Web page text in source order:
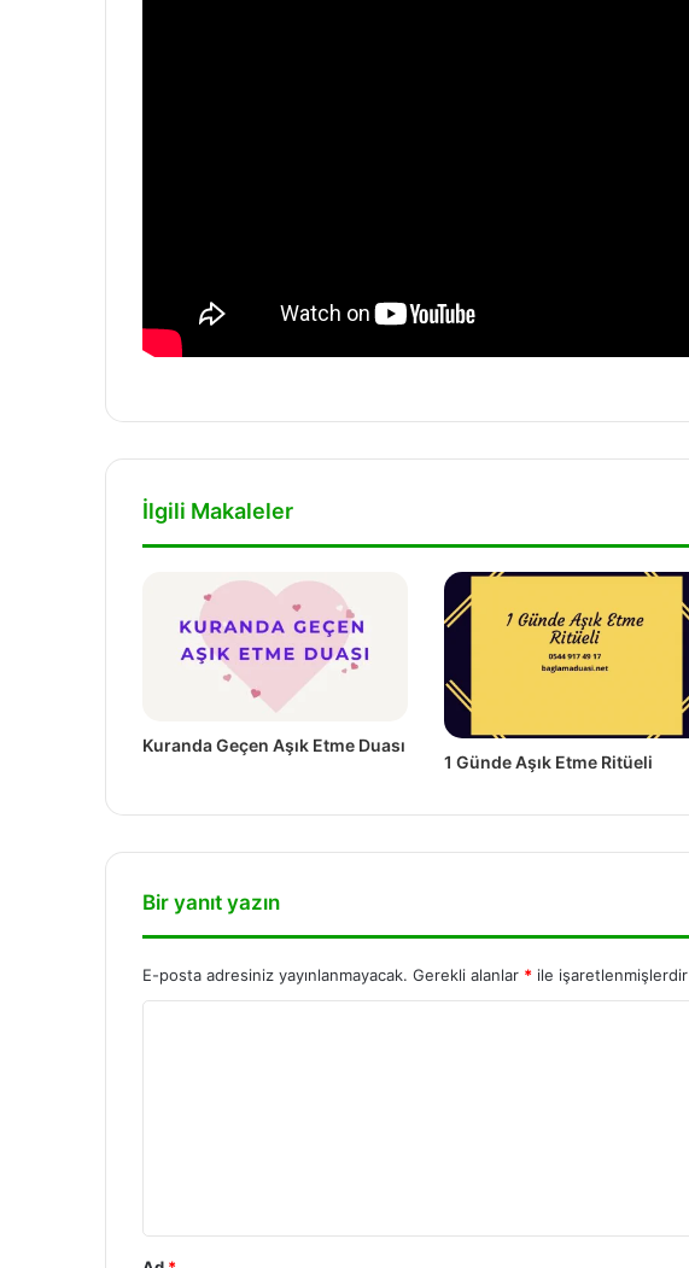
İlgili Makaleler
Kuranda Geçen Aşık Etme Duası
1 Günde Aşık Etme Ritüeli
Bir yanıt yazın
E-posta adresiniz yayınlanmayacak. Gerekli alanlar * ile işaretlenmişlerdir